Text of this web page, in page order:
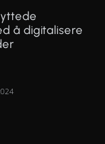
å digitalisere